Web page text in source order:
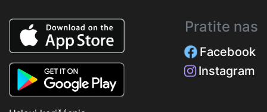
Pratite nas
Facebook
Instagram